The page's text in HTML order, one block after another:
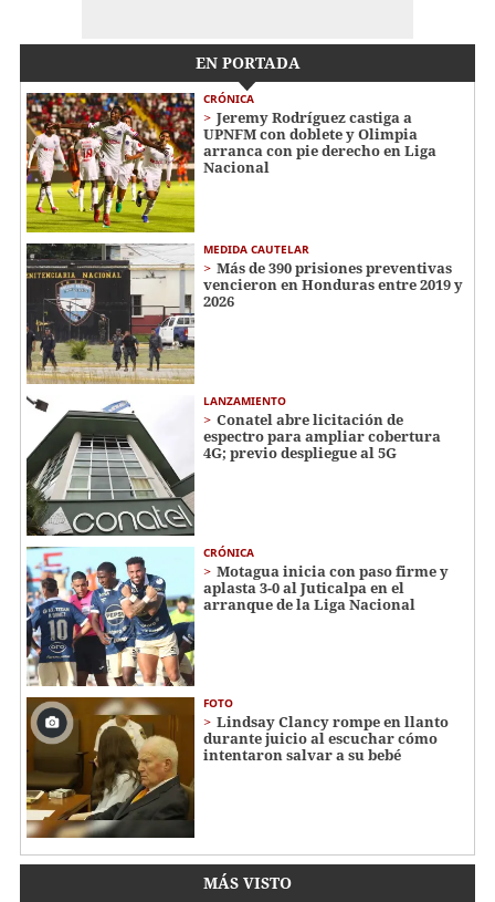
EN PORTADA
CRÓNICA
Jeremy Rodríguez castiga a
UPNFM con doblete y Olimpia
arranca con pie derecho en Liga
Nacional
MEDIDA CAUTELAR
Más de 390 prisiones preventivas
vencieron en Honduras entre 2019 y
2026
LANZAMIENTO
Conatel abre licitación de
espectro para ampliar cobertura
4G; previo despliegue al 5G
CRÓNICA
Motagua inicia con paso firme y
aplasta 3-0 al Juticalpa en el
arranque de la Liga Nacional
FOTO
Lindsay Clancy rompe en llanto
durante juicio al escuchar cómo
intentaron salvar a su bebé
MÁS VISTO